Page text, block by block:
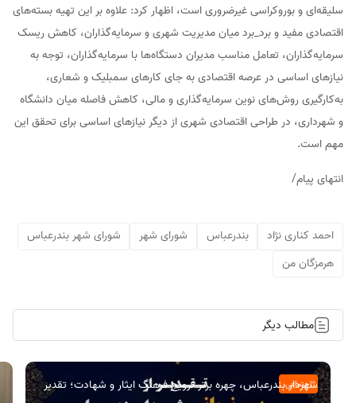
سلیقه‌ای و بوروکراسی غیرضروری است، اظهار کرد: علاوه بر این تهیه بسته‌های
اقتصادی مفید و برد_برد میان مدیریت شهری و سرمایه‌گذاران، کاهش ریسک
سرمایه‌گذاران، تعامل مناسب مدیران دستگاه‌ها با سرمایه‌گذاران، توجه به
نیازهای اساسی در عرصه اقتصادی به جای کارهای سمبلیک و شعاری،
به‌کارگیری روش‌های نوین سرمایه‌گذاری و مالی، کاهش فاصله میان دانشگاه
و شهرداری، در طراحی اقتصادی شهری از دیگر نیازهای اساسی برای تحقق این
مهم است.
انتهای پیام/
احمد کناری نژاد بندرعباس شورای شهر
شورای شهر بندرعباس
هرمزگان من
مطالب دیگر
اجتماعی
شهردار بندرعباس، چهره برتر ترویج فرهنگ ایثار و شهادت؛ تقدیر